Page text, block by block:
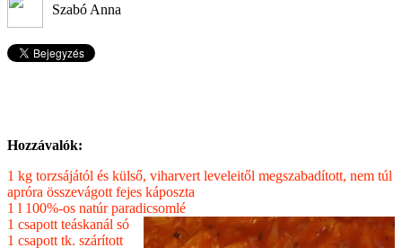
Szabó Anna
Hozzávalók:
1 kg torzsájától és külső, viharvert leveleitől megszabadított, nem túl
apróra összevágott fejes káposzta
1 l 100%-os natúr paradicsomlé
1 csapott teáskanál só
1 csapott tk. szárított